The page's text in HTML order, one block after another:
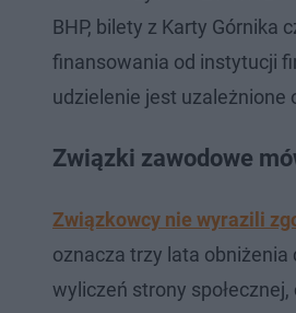
BHP, bilety z Karty Górnika
finansowania od instytucji
udzielenie jest uzależnione
Związki zawodowe
Związkowcy nie wyrazili
oznacza trzy lata obniżenia
wyliczeń strony